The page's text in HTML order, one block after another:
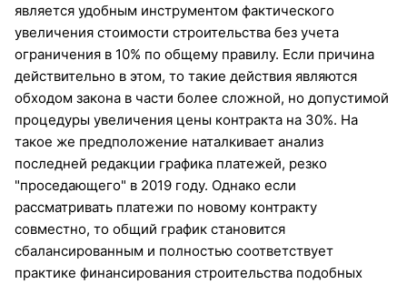
является удобным инструментом фактического
увеличения стоимости строительства без учета
ограничения в 10% по общему правилу. Если причина
действительно в этом, то такие действия являются
обходом закона в части более сложной, но допустимой
процедуры увеличения цены контракта на 30%. На
такое же предположение наталкивает анализ
последней редакции графика платежей, резко
"проседающего" в 2019 году. Однако если
рассматривать платежи по новому контракту
совместно, то общий график становится
сбалансированным и полностью соответствует
практике финансирования строительства подобных